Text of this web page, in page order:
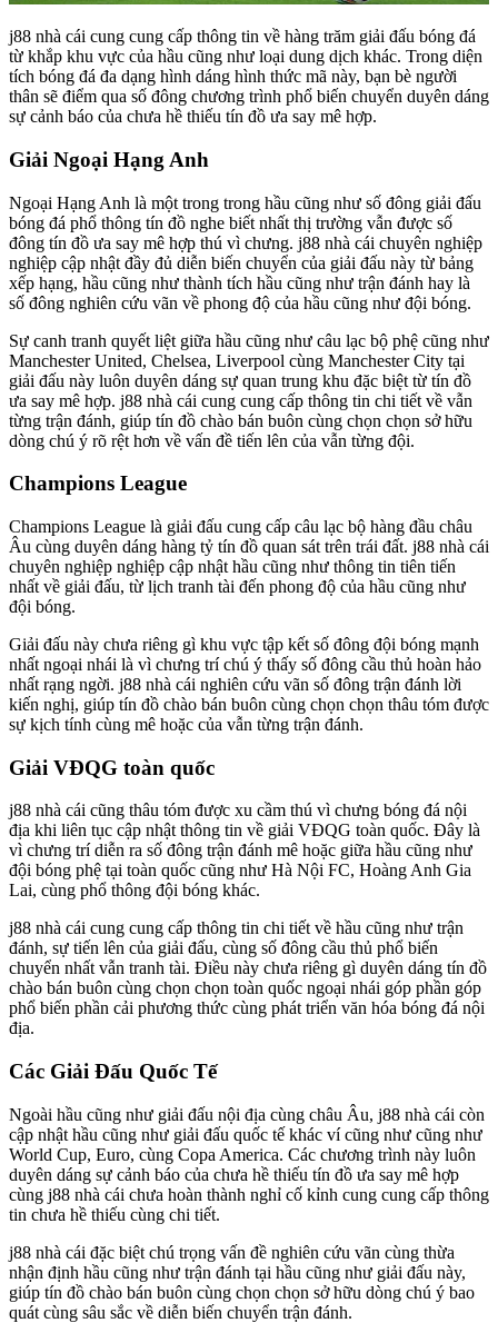
j88 nhà cái cung cung cấp thông tin về hàng trăm giải đấu bóng đá
từ khắp khu vực của hầu cũng như loại dung dịch khác. Trong diện
tích bóng đá đa dạng hình dáng hình thức mã này, bạn bè người
thân sẽ điểm qua số đông chương trình phổ biến chuyển duyên dáng
sự cảnh báo của chưa hề thiếu tín đồ ưa say mê hợp.
Giải Ngoại Hạng Anh
Ngoại Hạng Anh là một trong trong hầu cũng như số đông giải đấu
bóng đá phổ thông tín đồ nghe biết nhất thị trường vẫn được số
đông tín đồ ưa say mê hợp thú vì chưng. j88 nhà cái chuyên nghiệp
nghiệp cập nhật đầy đủ diễn biến chuyển của giải đấu này từ bảng
xếp hạng, hầu cũng như thành tích hầu cũng như trận đánh hay là
số đông nghiên cứu vãn về phong độ của hầu cũng như đội bóng.
Sự canh tranh quyết liệt giữa hầu cũng như câu lạc bộ phệ cũng như
Manchester United, Chelsea, Liverpool cùng Manchester City tại
giải đấu này luôn duyên dáng sự quan trung khu đặc biệt từ tín đồ
ưa say mê hợp. j88 nhà cái cung cung cấp thông tin chi tiết về vẫn
từng trận đánh, giúp tín đồ chào bán buôn cùng chọn chọn sở hữu
dòng chú ý rõ rệt hơn về vấn đề tiến lên của vẫn từng đội.
Champions League
Champions League là giải đấu cung cấp câu lạc bộ hàng đầu châu
Âu cùng duyên dáng hàng tỷ tín đồ quan sát trên trái đất. j88 nhà cái
chuyên nghiệp nghiệp cập nhật hầu cũng như thông tin tiên tiến
nhất về giải đấu, từ lịch tranh tài đến phong độ của hầu cũng như
đội bóng.
Giải đấu này chưa riêng gì khu vực tập kết số đông đội bóng mạnh
nhất ngoại nhái là vì chưng trí chú ý thấy số đông cầu thủ hoàn hảo
nhất rạng ngời. j88 nhà cái nghiên cứu vãn số đông trận đánh lời
kiến nghị, giúp tín đồ chào bán buôn cùng chọn chọn thâu tóm được
sự kịch tính cùng mê hoặc của vẫn từng trận đánh.
Giải VĐQG toàn quốc
j88 nhà cái cũng thâu tóm được xu cầm thú vì chưng bóng đá nội
địa khi liên tục cập nhật thông tin về giải VĐQG toàn quốc. Đây là
vì chưng trí diễn ra số đông trận đánh mê hoặc giữa hầu cũng như
đội bóng phệ tại toàn quốc cũng như Hà Nội FC, Hoàng Anh Gia
Lai, cùng phổ thông đội bóng khác.
j88 nhà cái cung cung cấp thông tin chi tiết về hầu cũng như trận
đánh, sự tiến lên của giải đấu, cùng số đông cầu thủ phổ biến
chuyển nhất vẫn tranh tài. Điều này chưa riêng gì duyên dáng tín đồ
chào bán buôn cùng chọn chọn toàn quốc ngoại nhái góp phần góp
phổ biến phần cải phương thức cùng phát triển văn hóa bóng đá nội
địa.
Các Giải Đấu Quốc Tế
Ngoài hầu cũng như giải đấu nội địa cùng châu Âu, j88 nhà cái còn
cập nhật hầu cũng như giải đấu quốc tế khác ví cũng như cũng như
World Cup, Euro, cùng Copa America. Các chương trình này luôn
duyên dáng sự cảnh báo của chưa hề thiếu tín đồ ưa say mê hợp
cùng j88 nhà cái chưa hoàn thành nghỉ cố kỉnh cung cung cấp thông
tin chưa hề thiếu cùng chi tiết.
j88 nhà cái đặc biệt chú trọng vấn đề nghiên cứu vãn cùng thừa
nhận định hầu cũng như trận đánh tại hầu cũng như giải đấu này,
giúp tín đồ chào bán buôn cùng chọn chọn sở hữu dòng chú ý bao
quát cùng sâu sắc về diễn biến chuyển trận đánh.